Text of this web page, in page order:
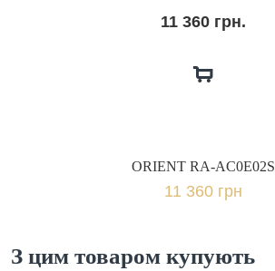
11 360 грн.
ORIENT RA-AC0E02S
11 360 грн
З цим товаром купують